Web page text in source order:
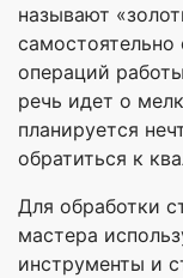
называют
операций
речь идет о
планируется
обратиться к
Для обработки
мастера
инструменты и